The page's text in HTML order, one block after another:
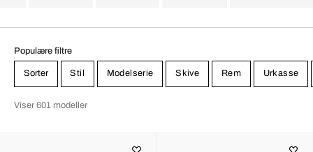
Populære filtre
Sorter Stil Modelserie Skive Rem Urkasse
Viser 601 modeller